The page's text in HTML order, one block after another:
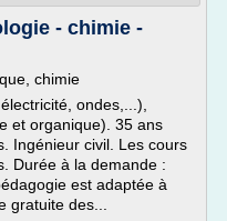
- chimie -
chimie
ondes,...),
et organique). 35 ans
Ingénieur civil. Les cours
Durée à la demande :
est adaptée à
gratuite des...